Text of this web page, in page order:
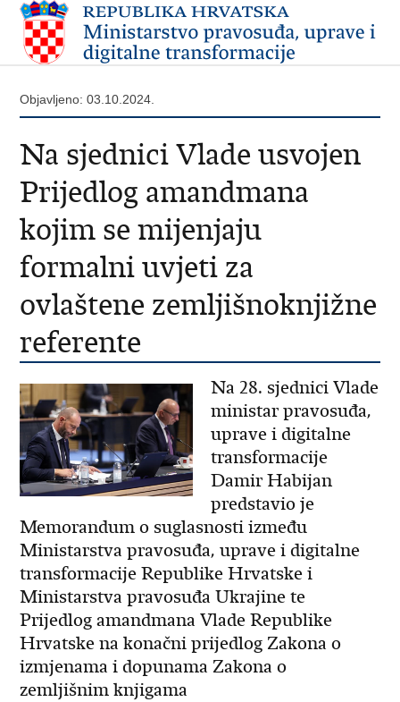
Objavljeno: 03.10.2024.
Na sjednici Vlade usvojen
Prijedlog amandmana
kojim se mijenjaju
formalni uvjeti za
ovlaštene zemljišnoknjižne
referente
Na 28. sjednici Vlade
ministar pravosuđa,
uprave i digitalne
transformacije
Damir Habijan
predstavio je
Memorandum o suglasnosti između
Ministarstva pravosuđa, uprave i digitalne
transformacije Republike Hrvatske i
Ministarstva pravosuđa Ukrajine te
Prijedlog amandmana Vlade Republike
Hrvatske na konačni prijedlog Zakona o
izmjenama i dopunama Zakona o
zemljišnim knjigama